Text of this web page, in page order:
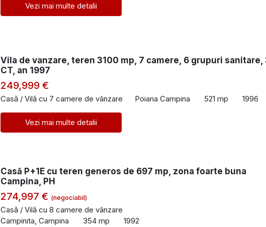
Vezi mai multe detalii
Vila de vanzare, teren 3100 mp, 7 camere, 6 grupuri sanitare,
CT, an 1997
249,999 €
Casă / Vilă cu 7 camere de vânzare Poiana Campina 521 mp 1996
Vezi mai multe detalii
Casă P+1E cu teren generos de 697 mp, zona foarte buna
Campina, PH
274,997 € (negociabil)
Casă / Vilă cu 8 camere de vânzare
Campinita, Campina
354 mp 1992